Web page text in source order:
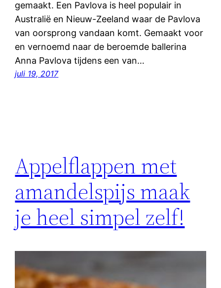
gemaakt. Een Pavlova is heel populair in
Australië en Nieuw-Zeeland waar de Pavlova
van oorsprong vandaan komt. Gemaakt voor
en vernoemd naar de beroemde ballerina
Anna Pavlova tijdens een van…
juli 19, 2017
Appelflappen met
amandelspijs maak
je heel simpel zelf!